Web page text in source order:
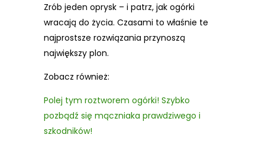
Zrób jeden oprysk – i patrz, jak ogórki
wracają do życia. Czasami to właśnie te
najprostsze rozwiązania przynoszą
największy plon.
Zobacz również:
Polej tym roztworem ogórki! Szybko
pozbądź się mączniaka prawdziwego i
szkodników!